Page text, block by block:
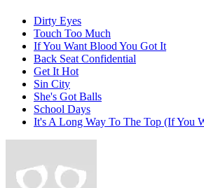
Dirty Eyes
Touch Too Much
If You Want Blood You Got It
Back Seat Confidential
Get It Hot
Sin City
She's Got Balls
School Days
It's A Long Way To The Top (If You